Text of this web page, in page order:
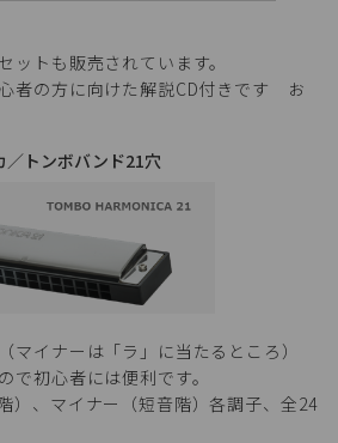
ットも販売されています。
者の方に向けた解説CD付きです お
トンボバンド21穴
マイナーは「ラ」に当たるところ）
初心者には便利です。
）、マイナー（短音階）各調子、全24